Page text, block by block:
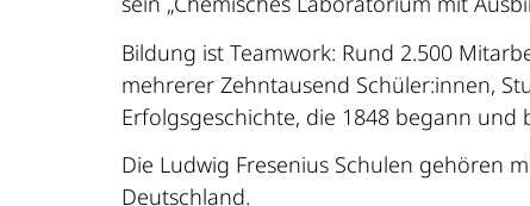
Bildung ist Teamwork: Rund 2.500
mehrerer Zehntausend Schüler:innen,
Erfolgsgeschichte, die 1848 begann und
Die Ludwig Fresenius Schulen gehören
Deutschland.